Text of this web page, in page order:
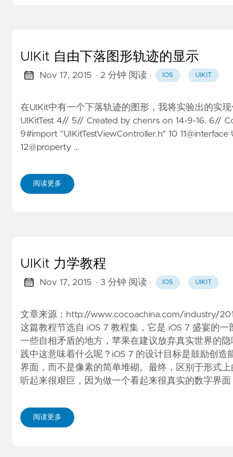
UIKit 自由下落图形轨迹的显示
Nov 17, 2015 · 2 分钟 阅读 · IOS UIKIT
在UIKit中有一个下落轨迹的图形，我将实验出的实
UIKitTest 4// 5// Created by chenrs on 14-9-16. 6//
9#import "UIKitTestViewController.h" 10
12@property …
阅读更多
UIKit 力学教程
Nov 17, 2015 · 3 分钟 阅读 · IOS UIKIT
文章来源：http://www.cocoachina.com/industry/
这篇教程节选自 iOS 7 教程集，它是 iOS 7 盛宴的
一些自相矛盾的地方，苹果在建议放弃真实世界的
践中这意味着什么呢？iOS 7 的设计目标是鼓励创
界面，而不是像素的简单堆砌。最终，区别于形式
听起来很艰巨，因为做一个看起来很真实的数字界
阅读更多